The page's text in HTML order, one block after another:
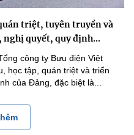
triệt, tuyên truyền và
nghị quyết, quy định...
công ty Bưu điện Việt
học tập, quán triệt và triển
của Đảng, đặc biệt là...